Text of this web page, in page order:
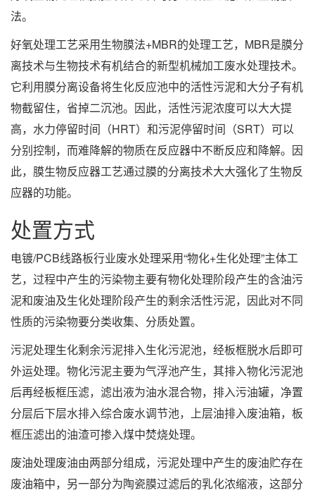
法。
好氧处理工艺采用生物膜法+MBR的处理工艺，MBR是膜分
离技术与生物技术有机结合的新型机械加工废水处理技术。
它利用膜分离设备将生化反应池中的活性污泥和大分子有机
物截留住，省掉二沉池。因此，活性污泥浓度可以大大提
高，水力停留时间（HRT）和污泥停留时间（SRT）可以
分别控制，而难降解的物质在反应器中不断反应和降解。因
此，膜生物反应器工艺通过膜的分离技术大大强化了生物反
应器的功能。
处置方式
电镀/PCB线路板行业废水处理采用“物化+生化处理”主体工
艺，过程中产生的污染物主要有物化处理阶段产生的含油污
泥和废油及生化处理阶段产生的剩余活性污泥，因此对不同
性质的污染物要分类收集、分质处置。
污泥处理生化剩余污泥排入生化污泥池，经板框脱水后即可
外运处理。物化污泥主要为气浮池产生，其排入物化污泥池
后再经板框压滤，滤出液为油水混合物，排入污油罐，净置
分层后下层水排入综合废水调节池，上层油排入废油箱，板
框压滤出的油渣可掺入煤中焚烧处理。
废油处理废油由两部分组成，污泥处理中产生的废油贮存在
废油箱中，另一部分为陶瓷膜过滤后的乳化浓缩液，这部分